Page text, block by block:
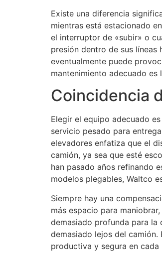
Existe una diferencia
mientras está estacionado
el interruptor de «subir» o
presión dentro de sus
eventualmente puede
mantenimiento adecuado es
Coincidencia
Elegir el equipo adecuado
servicio pesado para
elevadores enfatiza que el
camión, ya sea que esté
han pasado años refinando
modelos plegables, Waltco
Siempre hay una
más espacio para
demasiado profunda para la
demasiado lejos del
productiva y segura en cada